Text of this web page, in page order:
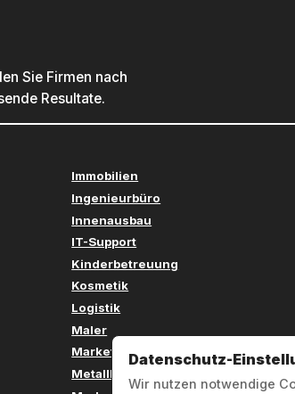
Sie Firmen nach
Resultate.
Immobilien
Ingenieurbüro
Innenausbau
IT-Support
Kinderbetreuung
Kosmetik
Logistik
Maler
Marketing
Metallbau
Datenschutz-
Wir nutzen notwendige